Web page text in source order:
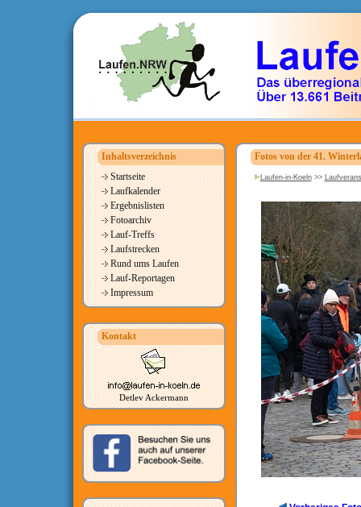
Inhaltsverzeichnis
Startseite
Laufkalender
Ergebnislisten
Fotoarchiv
Lauf-Treffs
Laufstrecken
Rund ums Laufen
Lauf-Reportagen
Impressum
Kontakt
Detlev Ackermann
Fotos von der 41.
Laufen-in-Koeln>>